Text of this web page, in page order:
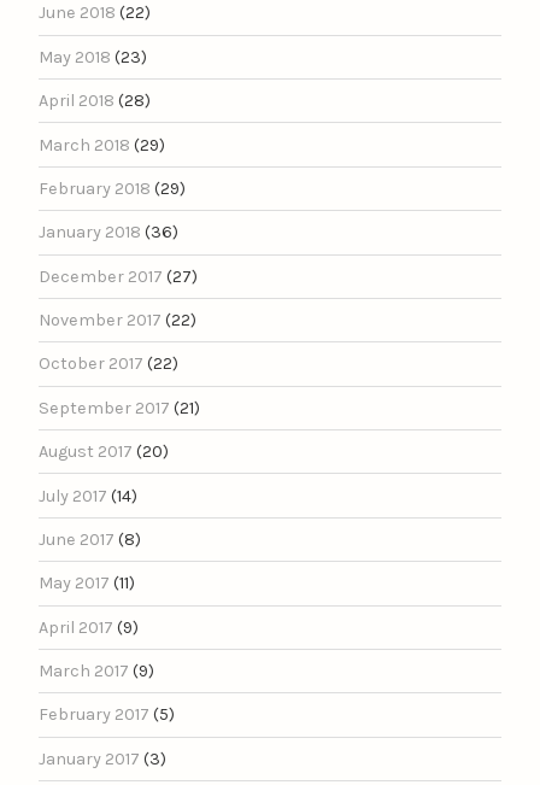
June 2018 (22)
May 2018 (23)
April 2018 (28)
March 2018 (29)
February 2018 (29)
January 2018 (36)
December 2017 (27)
November 2017 (22)
October 2017 (22)
September 2017 (21)
August 2017 (20)
July 2017 (14)
June 2017 (8)
May 2017 (11)
April 2017 (9)
March 2017 (9)
February 2017 (5)
January 2017 (3)